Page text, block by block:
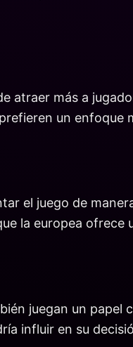
atraer más a
un enfoque
el juego de
la europea ofrece
juegan un
influir en su